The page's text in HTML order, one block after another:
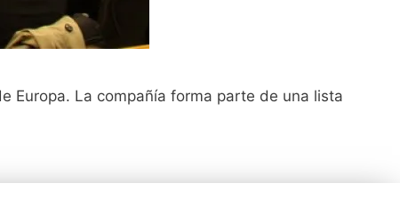
Europa. La compañía forma parte de una lista